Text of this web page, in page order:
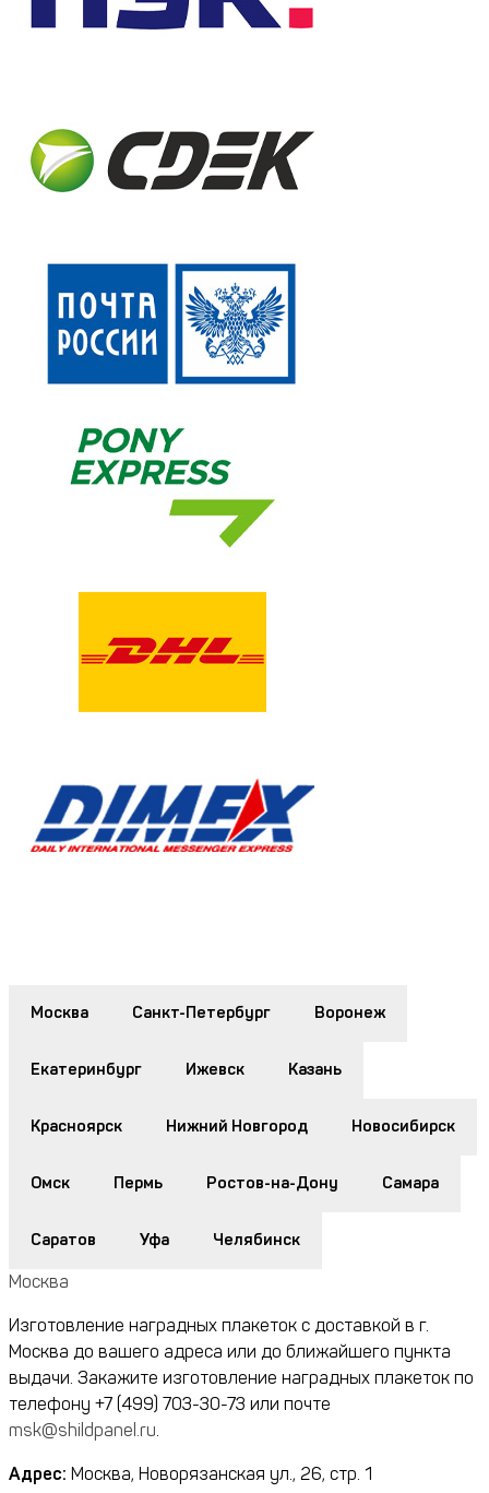
Москва Санкт-Петербург Воронеж
Екатеринбург Ижевск Казань
Красноярск Нижний Новгород Новосибирск
Омск Пермь Ростов-на-Дону Самара
Саратов Уфа Челябинск
Москва
Изготовление наградных плакеток с доставкой в г.
Москва до вашего адреса или до ближайшего пункта
выдачи. Закажите изготовление наградных плакеток по
телефону +7 (499) 703-30-73 или почте
msk@shildpanel.ru.
Адрес: Москва, Новорязанская ул., 26, стр. 1